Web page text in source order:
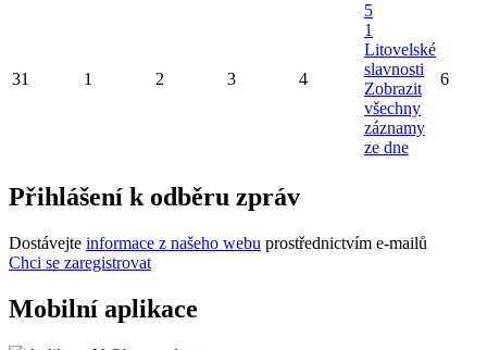
31 1 2 3 4
5
1
Litovelské
slavnosti
Zobrazit
všechny
záznamy
ze dne
6
Přihlášení k odběru zpráv
Dostávejte informace z našeho webu prostřednictvím e-mailů
Chci se zaregistrovat
Mobilní aplikace